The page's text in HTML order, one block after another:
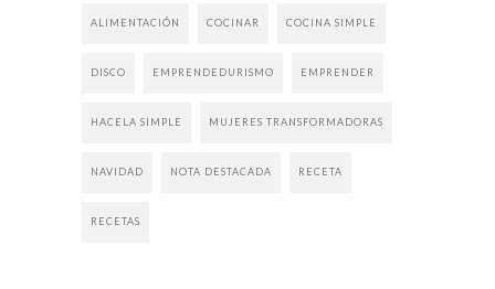
ALIMENTACIÓN COCINAR COCINA SIMPLE
DISCO EMPRENDEDURISMO EMPRENDER
HACELA SIMPLE MUJERES TRANSFORMADORAS
NAVIDAD NOTA DESTACADA RECETA
RECETAS